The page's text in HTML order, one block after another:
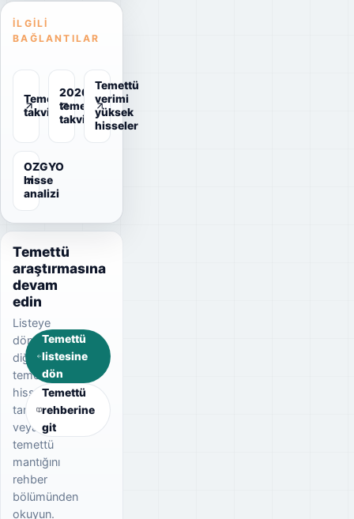
İLGILI
BAĞLANTILAR
Temettü
takvimi
2026
temettü
takvimi
Temettü
verimi
yüksek
hisseler
OZGYO
hisse
analizi
Temettü
araştırmasına
devam
edin
Listeye
dönerek
diğer
temettü
hisselerini
tarayın
veya
temettü
mantığını
rehber
bölümünden
okuyun.
Temettü
listesine
dön
Temettü
rehberine
git